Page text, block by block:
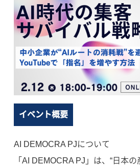
イベント概要
AI DEMOCRA PJについて
「AI DEMOCRA PJ」は、“日本